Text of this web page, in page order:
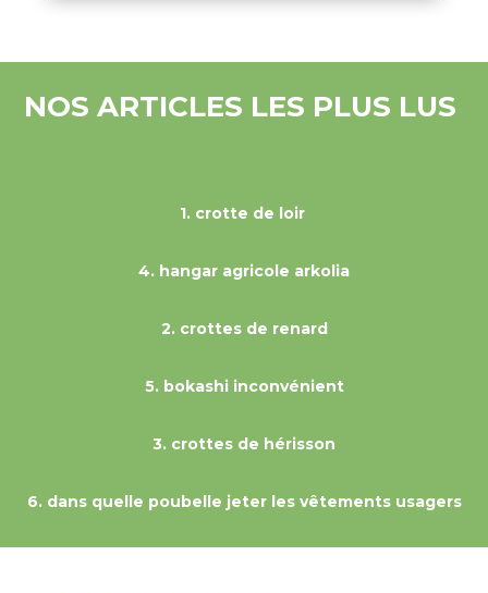
NOS ARTICLES LES PLUS LUS
1. crotte de loir
4. hangar agricole arkolia
2. crottes de renard
5. bokashi inconvénient
3. crottes de hérisson
6. dans quelle poubelle jeter les vêtements usagers